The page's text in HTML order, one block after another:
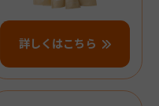
詳しくはこちら